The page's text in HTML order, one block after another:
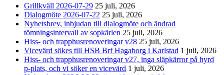
Grillkväll 2026-07-29 25 juli, 2026
Dialogmöte 2026-07-22 25 juli, 2026
Nyhetsbrev, inbjudan till dialogmöte och ändrad
tömningsintervall av sopkärlen 25 juli, 2026
Hiss- och trapphusrenoveringar v28 25 juli, 2026
Vicevärd sökes till HSB Brf Hagaborg i Karlstad 1 juli, 2026
Hiss- och trapphusrenoveringar v27, inga släpkärror på hyrd
p-plats, och vi söker en vicevärd 1 juli, 2026